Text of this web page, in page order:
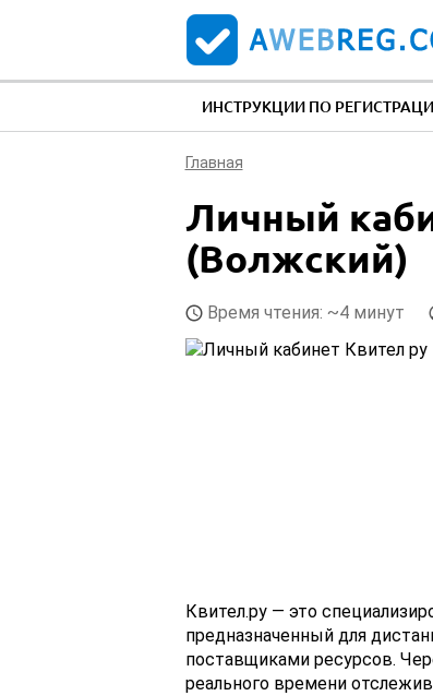
ИНСТРУКЦИИ ПО
Главная
Личный
(Волжский)
Время чтения: ~4 минут
Квител.ру — это
предназначенный для
поставщиками ресурсов.
реального времени